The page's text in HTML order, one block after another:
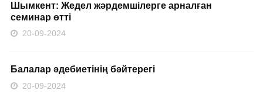
Шымкент: Жедел жәрдемшілерге арналған
семинар өтті
20-09-2024
Балалар әдебиетінің бәйтерегі
20-09-2024